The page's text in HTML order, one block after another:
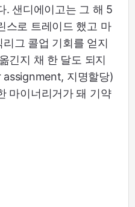
. 샌디에이고는 그 해 5
스로 트레이드 했고 마
그 콜업 기회를 얻지
긴지 채 한 달도 되지
지명할당)
마이너리거가 돼 기약